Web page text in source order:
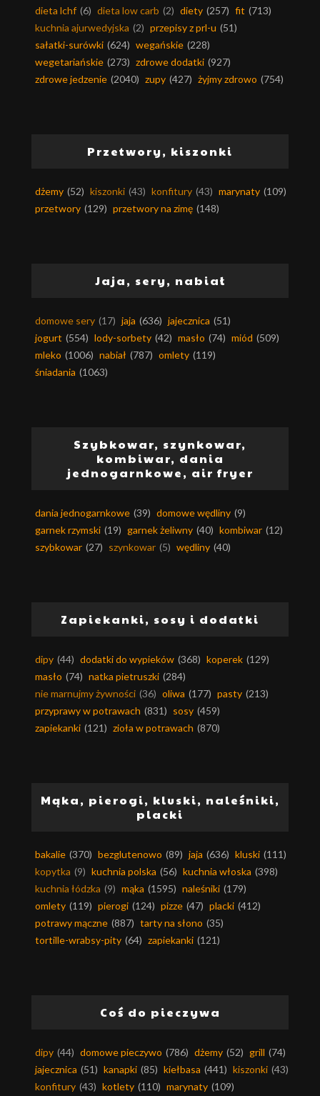
dieta lchf (6) dieta low carb (2) diety (257) fit (713)
kuchnia ajurwedyjska (2) przepisy z prl-u (51)
sałatki-surówki (624) wegańskie (228)
wegetariańskie (273) zdrowe dodatki (927)
zdrowe jedzenie (2040) zupy (427) żyjmy zdrowo (754)
Przetwory, kiszonki
dżemy (52) kiszonki (43) konfitury (43) marynaty (109)
przetwory (129) przetwory na zimę (148)
Jaja, sery, nabiał
domowe sery (17) jaja (636) jajecznica (51)
jogurt (554) lody-sorbety (42) masło (74) miód (509)
mleko (1006) nabiał (787) omlety (119)
śniadania (1063)
Szybkowar, szynkowar,
kombiwar, dania
jednogarnkowe, air fryer
dania jednogarnkowe (39) domowe wędliny (9)
garnek rzymski (19) garnek żeliwny (40) kombiwar (12)
szybkowar (27) szynkowar (5) wędliny (40)
Zapiekanki, sosy i dodatki
dipy (44) dodatki do wypieków (368) koperek (129)
masło (74) natka pietruszki (284)
nie marnujmy żywności (36) oliwa (177) pasty (213)
przyprawy w potrawach (831) sosy (459)
zapiekanki (121) zioła w potrawach (870)
Mąka, pierogi, kluski, naleśniki,
placki
bakalie (370) bezglutenowo (89) jaja (636) kluski (111)
kopytka (9) kuchnia polska (56) kuchnia włoska (398)
kuchnia łódzka (9) mąka (1595) naleśniki (179)
omlety (119) pierogi (124) pizze (47) placki (412)
potrawy mączne (887) tarty na słono (35)
tortille-wrabsy-pity (64) zapiekanki (121)
Coś do pieczywa
dipy (44) domowe pieczywo (786) dżemy (52) grill (74)
jajecznica (51) kanapki (85) kiełbasa (441) kiszonki (43)
konfitury (43) kotlety (110) marynaty (109)